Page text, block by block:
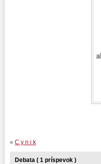
« C y n i k
Debata ( 1 príspevok )